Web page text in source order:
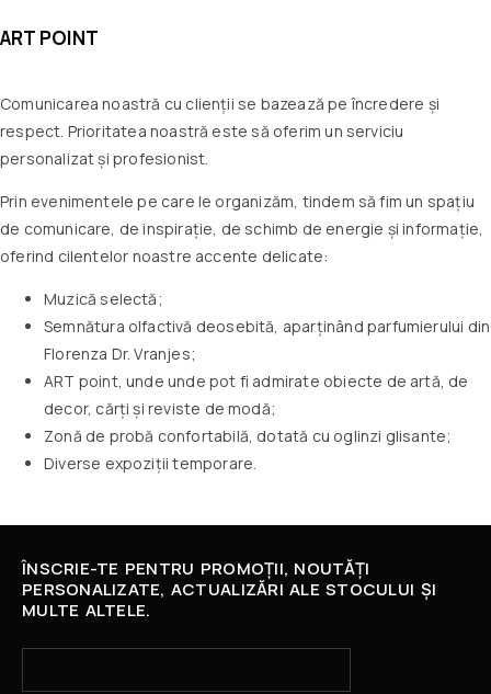
ART POINT
Comunicarea noastră cu clienții se bazează pe încredere și
respect. Prioritatea noastră este să oferim un serviciu
personalizat și profesionist.
Prin evenimentele pe care le organizăm, tindem să fim un spațiu
de comunicare, de inspirație, de schimb de energie și informație,
oferind cilentelor noastre accente delicate:
Muzică selectă;
Semnătura olfactivă deosebită, aparținând parfumierului din
Florenza Dr. Vranjes;
ART point, unde unde pot fi admirate obiecte de artă, de
decor, cărți și reviste de modă;
Zonă de probă confortabilă, dotată cu oglinzi glisante;
Diverse expoziții temporare.
ÎNSCRIE-TE PENTRU PROMOȚII, NOUTĂȚI
PERSONALIZATE, ACTUALIZĂRI ALE STOCULUI ȘI
MULTE ALTELE.